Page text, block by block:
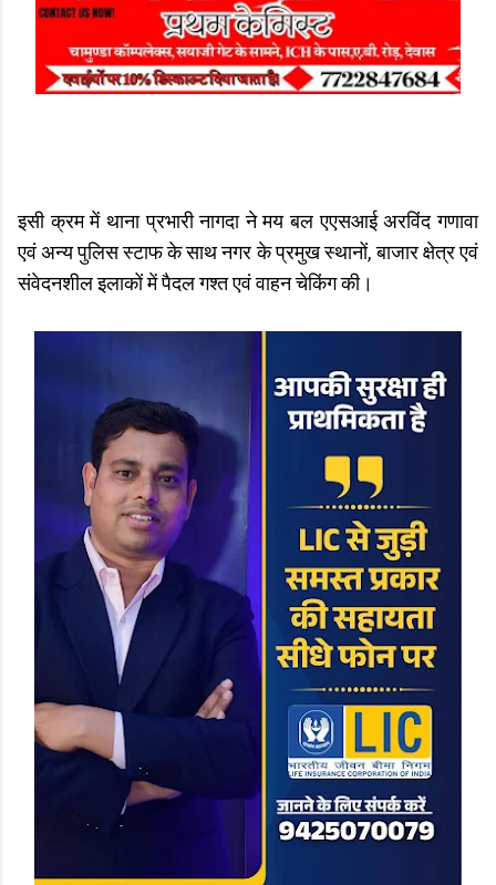
इसी क्रम में थाना प्रभारी नागदा ने मय बल एएसआई अरविंद गणावा
एवं अन्य पुलिस स्टाफ के साथ नगर के प्रमुख स्थानों, बाजार क्षेत्र एवं
संवेदनशील इलाकों में पैदल गश्त एवं वाहन चेकिंग की।